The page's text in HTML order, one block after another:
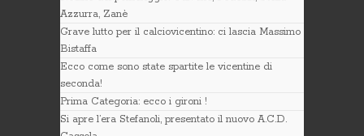
Azzurra, Zanè
Grave lutto per il calciovicentino: ci lascia Massimo
Bistaffa
Ecco come sono state spartite le vicentine di
seconda!
Prima Categoria: ecco i gironi !
Si apre l’era Stefanoli, presentato il nuovo A.C.D.